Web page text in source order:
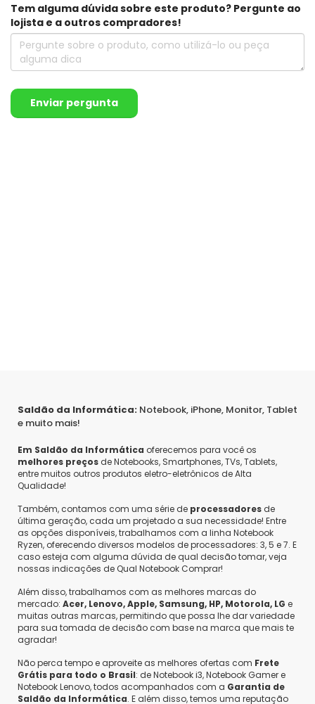
Tem alguma dúvida sobre este produto? Pergunte ao
lojista e a outros compradores!
Enviar pergunta
Saldão da Informática: Notebook, iPhone, Monitor, Tablet
e muito mais!
Em Saldão da Informática oferecemos para você os
melhores preços de Notebooks, Smartphones, TVs, Tablets,
entre muitos outros produtos eletro-eletrônicos de Alta
Qualidade!
Também, contamos com uma série de processadores de
última geração, cada um projetado a sua necessidade! Entre
as opções disponíveis, trabalhamos com a linha Notebook
Ryzen, oferecendo diversos modelos de processadores: 3, 5 e 7. E
caso esteja com alguma dúvida de qual decisão tomar, veja
nossas indicações de Qual Notebook Comprar!
Além disso, trabalhamos com as melhores marcas do
mercado: Acer, Lenovo, Apple, Samsung, HP, Motorola, LG e
muitas outras marcas, permitindo que possa lhe dar variedade
para sua tomada de decisão com base na marca que mais te
agradar!
Não perca tempo e aproveite as melhores ofertas com Frete
Grátis para todo o Brasil: de Notebook i3, Notebook Gamer e
Notebook Lenovo, todos acompanhados com a Garantia de
Saldão da Informática. E além disso, temos uma reputação